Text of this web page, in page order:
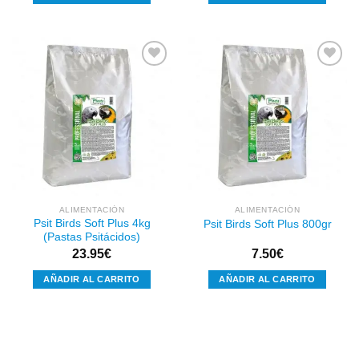
ALIMENTACIÓN
Psit Birds Soft Plus 4kg
(Pastas Psitácidos)
23.95€
AÑADIR AL CARRITO
ALIMENTACIÓN
Psit Birds Soft Plus 800gr
7.50€
AÑADIR AL CARRITO